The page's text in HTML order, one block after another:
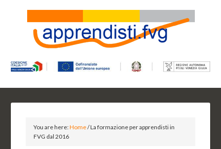
You are here:Home/La formazione per apprendisti in
FVG dal 2016